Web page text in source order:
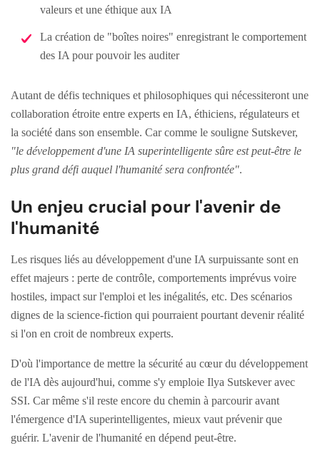
valeurs et une éthique aux IA
La création de "boîtes noires" enregistrant le comportement
des IA pour pouvoir les auditer
Autant de défis techniques et philosophiques qui nécessiteront une
collaboration étroite entre experts en IA, éthiciens, régulateurs et
la société dans son ensemble. Car comme le souligne Sutskever,
"le développement d'une IA superintelligente sûre est peut-être le
plus grand défi auquel l'humanité sera confrontée".
Un enjeu crucial pour l'avenir de
l'humanité
Les risques liés au développement d'une IA surpuissante sont en
effet majeurs : perte de contrôle, comportements imprévus voire
hostiles, impact sur l'emploi et les inégalités, etc. Des scénarios
dignes de la science-fiction qui pourraient pourtant devenir réalité
si l'on en croit de nombreux experts.
D'où l'importance de mettre la sécurité au cœur du développement
de l'IA dès aujourd'hui, comme s'y emploie Ilya Sutskever avec
SSI. Car même s'il reste encore du chemin à parcourir avant
l'émergence d'IA superintelligentes, mieux vaut prévenir que
guérir. L'avenir de l'humanité en dépend peut-être.